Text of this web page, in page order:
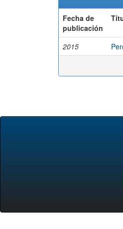
Fecha de
publicación
2015